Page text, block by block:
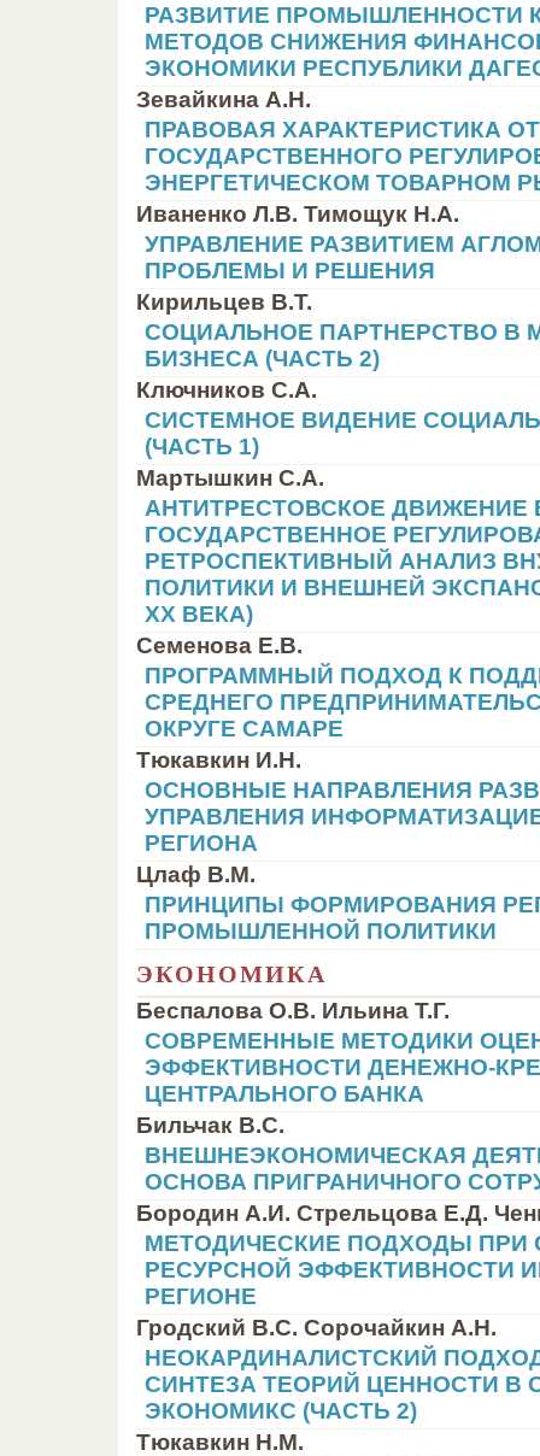
РАЗВИТИЕ ПРОМЫШЛЕННОСТИ
МЕТОДОВ СНИЖЕНИЯ
ЭКОНОМИКИ РЕСПУБЛИКИ
Зевайкина А.Н.
ПРАВОВАЯ ХАРАКТЕРИСТИКА
ГОСУДАРСТВЕННОГО
ЭНЕРГЕТИЧЕСКОМ ТОВАРНОМ
Иваненко Л.В. Тимощук Н.А.
УПРАВЛЕНИЕ РАЗВИТИЕМ
ПРОБЛЕМЫ И РЕШЕНИЯ
Кирильцев В.Т.
СОЦИАЛЬНОЕ ПАРТНЕРСТВО В
БИЗНЕСА (ЧАСТЬ 2)
Ключников С.А.
СИСТЕМНОЕ ВИДЕНИЕ
(ЧАСТЬ 1)
Мартышкин С.А.
АНТИТРЕСТОВСКОЕ ДВИЖЕНИЕ
ГОСУДАРСТВЕННОЕ
РЕТРОСПЕКТИВНЫЙ АНАЛИЗ
ПОЛИТИКИ И ВНЕШНЕЙ
ХХ ВЕКА)
Семенова Е.В.
ПРОГРАММНЫЙ ПОДХОД К
СРЕДНЕГО
ОКРУГЕ САМАРЕ
Тюкавкин И.Н.
ОСНОВНЫЕ НАПРАВЛЕНИЯ
УПРАВЛЕНИЯ
РЕГИОНА
Цлаф В.М.
ПРИНЦИПЫ ФОРМИРОВАНИЯ
ПРОМЫШЛЕННОЙ ПОЛИТИКИ
ЭКОНОМИКА
Беспалова О.В. Ильина Т.Г.
СОВРЕМЕННЫЕ МЕТОДИКИ
ЭФФЕКТИВНОСТИ ДЕНЕЖНО-
ЦЕНТРАЛЬНОГО БАНКА
Бильчак В.С.
ВНЕШНЕЭКОНОМИЧЕСКАЯ
ОСНОВА ПРИГРАНИЧНОГО
Бородин А.И. Стрельцова Е.Д.
МЕТОДИЧЕСКИЕ ПОДХОДЫ ПРИ
РЕСУРСНОЙ ЭФФЕКТИВНОСТИ
РЕГИОНЕ
Гродский В.С. Сорочайкин А.Н.
НЕОКАРДИНАЛИСТСКИЙ
СИНТЕЗА ТЕОРИЙ ЦЕННОСТИ В
ЭКОНОМИКС (ЧАСТЬ 2)
Тюкавкин Н.М.